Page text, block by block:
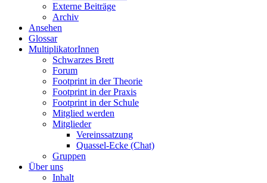
Externe Beiträge
Archiv
Ansehen
Glossar
MultiplikatorInnen
Schwarzes Brett
Forum
Footprint in der Theorie
Footprint in der Praxis
Footprint in der Schule
Mitglied werden
Mitglieder
Vereinssatzung
Quassel-Ecke (Chat)
Gruppen
Über uns
Inhalt